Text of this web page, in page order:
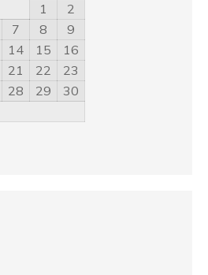
1
2
7 8
9
14 15
16
21 22
23
28 29
30